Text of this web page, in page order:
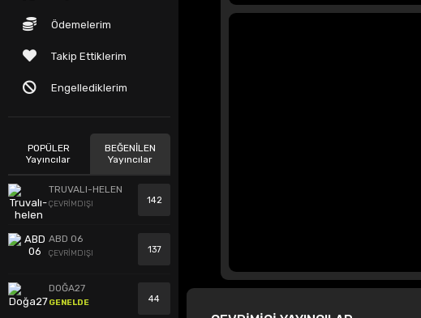
Ödemelerim
Takip Ettiklerim
Engellediklerim
POPÜLER
Yayıncılar
BEĞENİLEN
Yayıncılar
TRUVALI-HELEN
ÇEVRİMDIŞI 142
ABD 06
ÇEVRİMDIŞI 137
DOĞA27
GENELDE 44